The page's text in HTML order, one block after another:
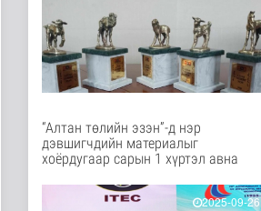
Нийгэм
3 цаг 41 минутын өмнө
Геологи, хайгуулын
салбарт “Oxus Metals
Улс төр
3 цаг 55 минутын өмнө
COP17 хурлын үеэр
"Нарантуул",
"Дүнжингарав" худ..
“Алтан төлийн эзэн”-д нэр
дэвшигчдийн материалыг
хоёрдугаар сарын 1 хүртэл авна
2025-09-26